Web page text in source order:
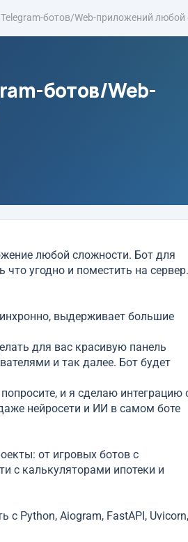
ботов/Web-приложений любой
ботов/Web-
любой сложности. Бот для
угодно и поместить на сервер.
выдерживает большие
для вас красивую панель
и так далее. Бот будет
и я сделаю интеграцию
нейросети и ИИ в самом боте
от игровых ботов с
с калькуляторами ипотеки и
Python, Aiogram, FastAPI, Uvicorn,